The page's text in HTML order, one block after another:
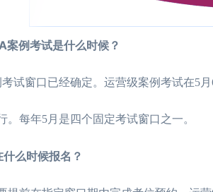
例考试是什么时候？
考试窗口已经确定。运营级案例考试在5
。每年5月是四个固定考试窗口之一。
么时候报名？